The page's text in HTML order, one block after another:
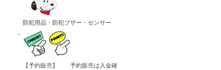
防犯用品・防犯ブザー・センサー
【予約販売】 予約販売は入金確